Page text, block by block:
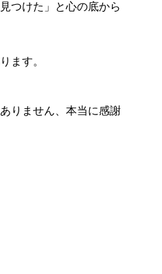
つけた」と心の底から
ます。
りません、本当に感謝